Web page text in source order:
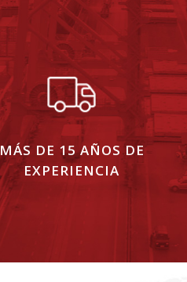
MÁS DE 15 AÑOS DE
EXPERIENCIA